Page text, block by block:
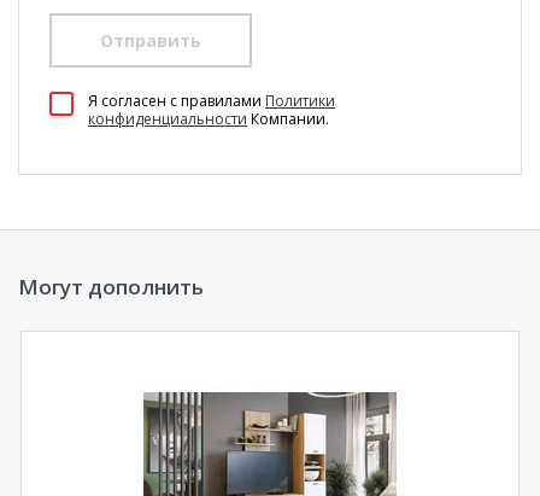
Отправить
Я согласен c правилами Политики
конфиденциальности Компании.
Могут дополнить